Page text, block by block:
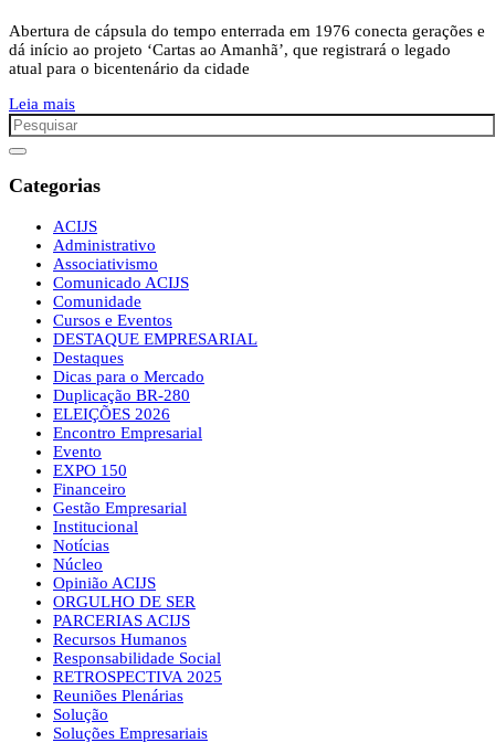
Abertura de cápsula do tempo enterrada em 1976 conecta gerações e
dá início ao projeto ‘Cartas ao Amanhã’, que registrará o legado
atual para o bicentenário da cidade
Leia mais
Categorias
ACIJS
Administrativo
Associativismo
Comunicado ACIJS
Comunidade
Cursos e Eventos
DESTAQUE EMPRESARIAL
Destaques
Dicas para o Mercado
Duplicação BR-280
ELEIÇÕES 2026
Encontro Empresarial
Evento
EXPO 150
Financeiro
Gestão Empresarial
Institucional
Notícias
Núcleo
Opinião ACIJS
ORGULHO DE SER
PARCERIAS ACIJS
Recursos Humanos
Responsabilidade Social
RETROSPECTIVA 2025
Reuniões Plenárias
Solução
Soluções Empresariais